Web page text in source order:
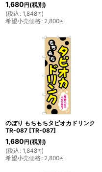
1,680 円 (税別)
(税込 : 1,848円)
希望小売価格: 2,800円
のぼり もちもちタピオカドリンク
TR-087 [TR-087]
1,680 円 (税別)
(税込 : 1,848円)
希望小売価格: 2,800円